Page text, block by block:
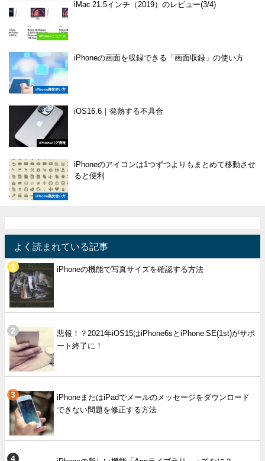
iPhoneニュース
iMac 21.5インチ（2019）のレビュー(3/4)
iPhone裏技使い方
iPhoneの画面を収録できる「画面収録」の使い方
iPhoneバグ情報
iOS16.6｜発熱する不具合
iPhone裏技使い方
iPhoneのアイコンは1つずつよりもまとめて移動させ
ると便利
よく読まれている記事
iPhoneの機能で写真サイズを確認する方法
悲報！？2021年iOS15はiPhone6sとiPhone SE(1st)がサポ
ート終了に！
iPhoneまたはiPadでメールのメッセージをダウンロード
できない問題を修正する方法